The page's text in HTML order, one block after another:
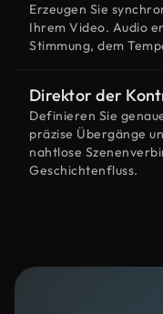
Erzeugen Sie
Ihrem Video. Audio
Stimmung, dem
Direktor der
Definieren Sie
präzise Übergänge
nahtlose
Geschichtenfluss.